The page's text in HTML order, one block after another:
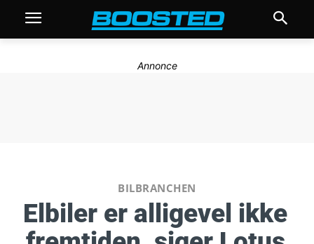
Annonce
BILBRANCHEN
Elbiler er alligevel ikke